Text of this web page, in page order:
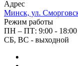
Адрес
Минск, ул.
Режим работы
ПН – ПТ: 9:00 - 18:00
СБ, ВС - выходной